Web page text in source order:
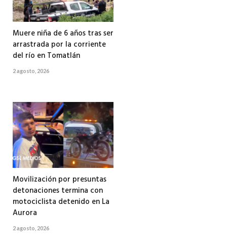
Muere niña de 6 años tras ser
arrastrada por la corriente
del río en Tomatlán
2 agosto, 2026
Movilización por presuntas
detonaciones termina con
motociclista detenido en La
Aurora
2 agosto, 2026